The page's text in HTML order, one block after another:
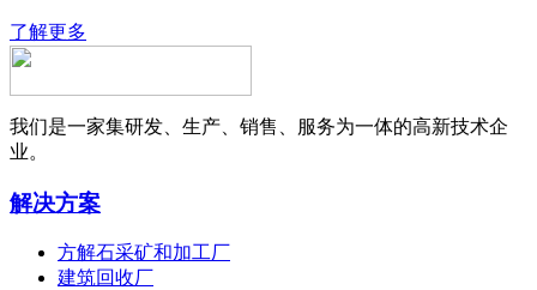
了解更多
我们是一家集研发、生产、销售、服务为一体的高新技术企
业。
解决方案
方解石采矿和加工厂
建筑回收厂